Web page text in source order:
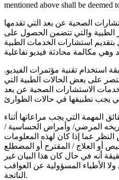
mentioned above shall be deemed
الصحية عن بعد التي تقدمها
والتي تتضمن الحصول على
استشارات الخدمات الطبية
استخدام تقنية مؤتمرات الفيديو.
على بعض الحالات الطبية التي
الاستشارات الصحية عن بعد
المهمة التي يجب مراعاتها أثناء
المرضي/ وأمراض الحساسية /
عما إذا كان لهذه المعلومات
أو العلاج / المقترح أو المضطلع
أنه في حال كان هذا البيان غير
الأطباء المسؤولية عن العواقب
الناتجة.